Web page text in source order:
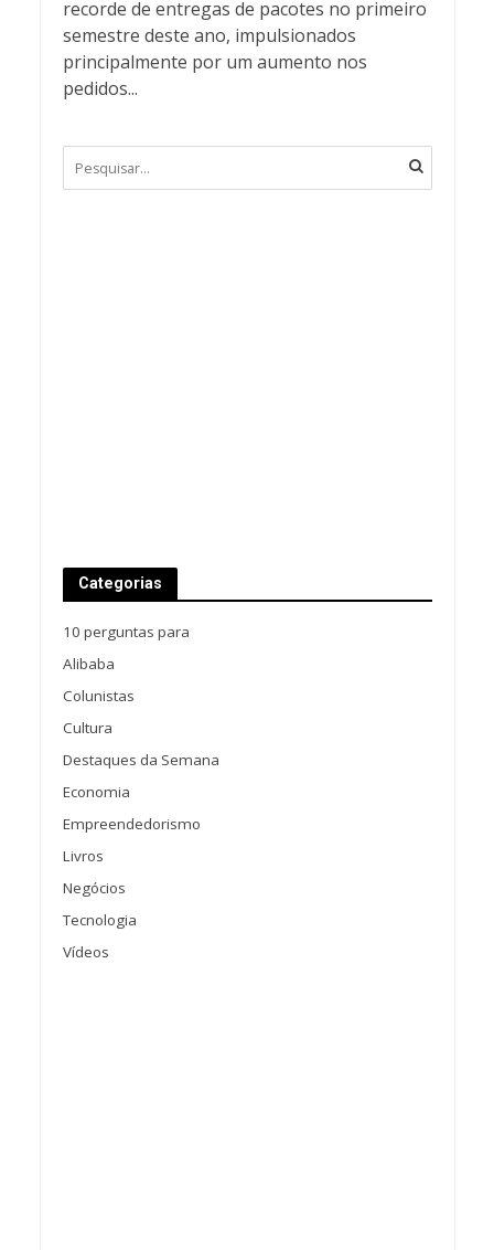
recorde de entregas de pacotes no primeiro
semestre deste ano, impulsionados
principalmente por um aumento nos
pedidos...
Categorias
10 perguntas para
Alibaba
Colunistas
Cultura
Destaques da Semana
Economia
Empreendedorismo
Livros
Negócios
Tecnologia
Vídeos